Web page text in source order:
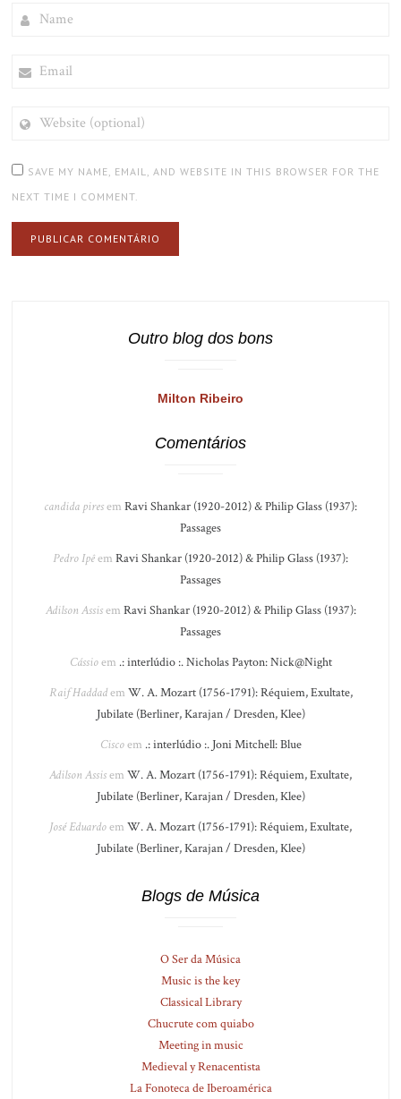
(OPTIONAL)
SAVE MY NAME, EMAIL, AND WEBSITE IN THIS BROWSER FOR THE
NEXT TIME I COMMENT.
Outro blog dos bons
Milton Ribeiro
Comentários
candida piresem Ravi Shankar (1920-2012) & Philip Glass (1937):
Passages
Pedro Ipêem Ravi Shankar (1920-2012) & Philip Glass (1937):
Passages
Adilson Assisem Ravi Shankar (1920-2012) & Philip Glass (1937):
Passages
Cássioem .: interlúdio :. Nicholas Payton: Nick@Night
Raif Haddadem W. A. Mozart (1756-1791): Réquiem, Exultate,
Jubilate (Berliner, Karajan / Dresden, Klee)
Ciscoem .: interlúdio :. Joni Mitchell: Blue
Adilson Assisem W. A. Mozart (1756-1791): Réquiem, Exultate,
Jubilate (Berliner, Karajan / Dresden, Klee)
José Eduardoem W. A. Mozart (1756-1791): Réquiem, Exultate,
Jubilate (Berliner, Karajan / Dresden, Klee)
Blogs de Música
O Ser da Música
Music is the key
Classical Library
Chucrute com quiabo
Meeting in music
Medieval y Renacentista
La Fonoteca de Iberoamérica